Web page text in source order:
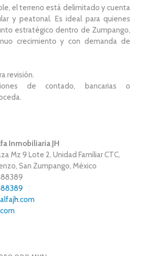
el terreno está delimitado y cuenta
y peatonal. Es ideal para quienes
estratégico dentro de Zumpango,
crecimiento y con demanda de
revisión.
de contado, bancarias o
Inmobiliaria JH
Mz 9 Lote 2, Unidad Familiar CTC,
San Zumpango, México